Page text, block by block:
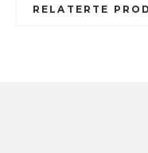
RELATERTE